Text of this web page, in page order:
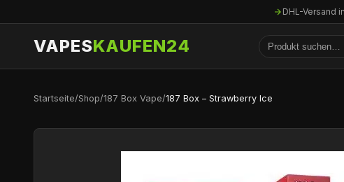
DHL-Versand
VAPESKAUFEN24
Startseite/Shop/187 Box Vape/187 Box – Strawberry Ice